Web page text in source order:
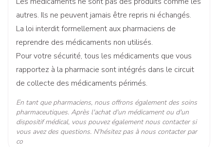
Affections du
système
Fréquents. Céphalée.
Peu
fréquents.
Sensation
Affections
vasculaires
Fréquents.
Hypotension /
Hypotension
symptomatique
Diminution du fonctionnement du foie:
Mode d'emploi:
Quantité Du
Paquet
100
Ingrédients
Actifs
molsidomine
25°C)
autres. Ils ne peuvent jamais être repris ni échangés.
La loi interdit formellement aux pharmaciens de
reprendre des médicaments non utilisés.
Pour votre sécurité, tous les médicaments que vous
rapportez à la pharmacie sont intégrés dans le circuit
de collecte des médicaments périmés.
En tant que pharmaciens, nous offrons également des soins
pharmaceutiques. Après l'achat d'un médicament ou d'un
dispositif médical, vous pouvez également nous contacter si
vous avez des questions. N'hésitez pas à nous contacter par
co